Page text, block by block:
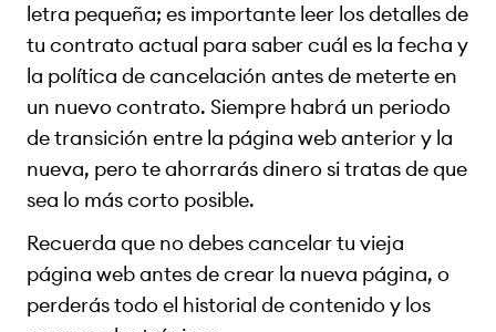
letra pequeña; es importante leer los detalles de
tu contrato actual para saber cuál es la fecha y
la política de cancelación antes de meterte en
un nuevo contrato. Siempre habrá un periodo
de transición entre la página web anterior y la
nueva, pero te ahorrarás dinero si tratas de que
sea lo más corto posible.
Recuerda que no debes cancelar tu vieja
página web antes de crear la nueva página, o
perderás todo el historial de contenido y los